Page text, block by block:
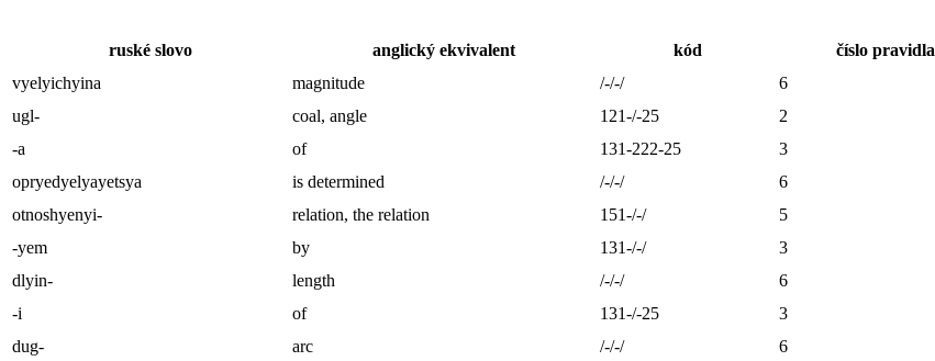
ruské slovo anglický ekvivalent kód
číslo pravidla
vyelyichyina
magnitude /-/-/
6
ugl-
coal, angle 121-/-25
2
-a
of 131-222-25
3
opryedyelyayetsya
is determined /-/-/
6
otnoshyenyi-
relation, the relation 151-/-/
5
-yem
by 131-/-/
3
dlyin-
length /-/-/
6
-i
of 131-/-25
3
dug-
arc /-/-/
6